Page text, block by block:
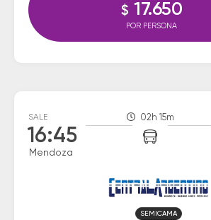
$ 17.650
POR PERSONA
SALE
16:45
Mendoza
02h 15m
SEMICAMA